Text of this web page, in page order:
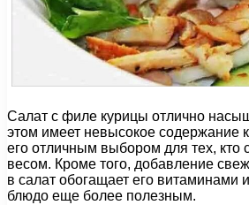
Салат с филе курицы отлично
этом имеет невысокое содержание
его отличным выбором для тех, кто
весом. Кроме того, добавление
в салат обогащает его витаминами
блюдо еще более полезным.